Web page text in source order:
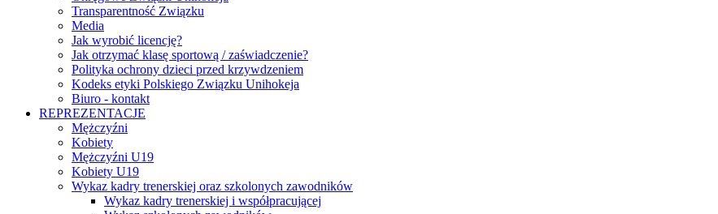
Transparentność Związku
Media
Jak wyrobić licencję?
Jak otrzymać klasę sportową / zaświadczenie?
Polityka ochrony dzieci przed krzywdzeniem
Kodeks etyki Polskiego Związku Unihokeja
Biuro - kontakt
REPREZENTACJE
Mężczyźni
Kobiety
Mężczyźni U19
Kobiety U19
Wykaz kadry trenerskiej oraz szkolonych zawodników
Wykaz kadry trenerskiej i współpracującej